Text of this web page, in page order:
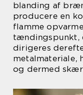
blanding af
producere en
flamme
tændingspunkt,
dirigeres
og dermed